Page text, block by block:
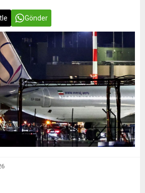
Gönder